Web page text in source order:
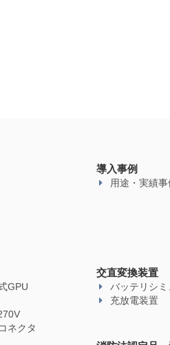
導入事例
用途・実績
GPU
ネクタ
交直変換装置
バッテリシミ
充放電装置